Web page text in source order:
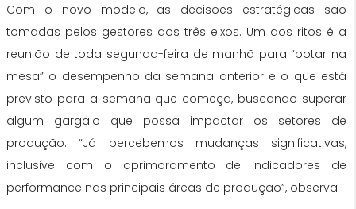
Com o novo modelo, as decisões estratégicas são
tomadas pelos gestores dos três eixos. Um dos ritos é a
reunião de toda segunda-feira de manhã para “botar na
mesa” o desempenho da semana anterior e o que está
previsto para a semana que começa, buscando superar
algum gargalo que possa impactar os setores de
produção. “Já percebemos mudanças significativas,
inclusive com o aprimoramento de indicadores de
performance nas principais áreas de produção”, observa.